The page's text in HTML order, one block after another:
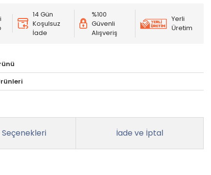
14 Gün
Koşulsuz
İade
%100
Güvenli
Alışveriş
Yerli
Üretim
İade ve İptal